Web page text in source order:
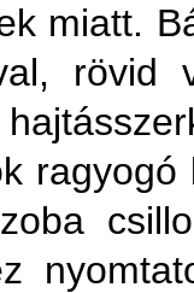
miatt.
rövid